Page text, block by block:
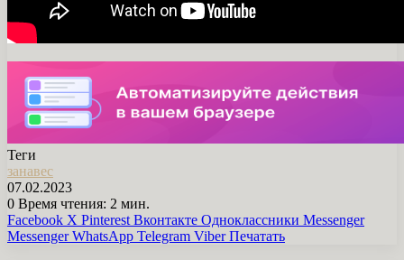
Теги
занавес
07.02.2023
0 Время чтения: 2 мин.
Facebook X Pinterest Вконтакте Одноклассники Messenger
Messenger WhatsApp Telegram Viber Печатать